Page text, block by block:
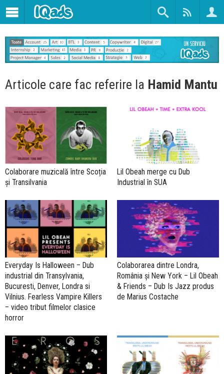
Articole care fac referire la Hamid Mantu
Colaborare muzicală între Scoția
și Transilvania
Lil Obeah merge cu Dub
Industrial în SUA
Everyday Is Halloween – Dub
industrial din Transylvania,
Bucuresti, Denver, Londra si
Vilnius. Fearless Vampire Killers
– video tribut filmelor clasice
horror
Colaborarea dintre Londra,
România și New York – Lil Obeah
& Friends – Dub Is Jazz produs
de Marius Costache